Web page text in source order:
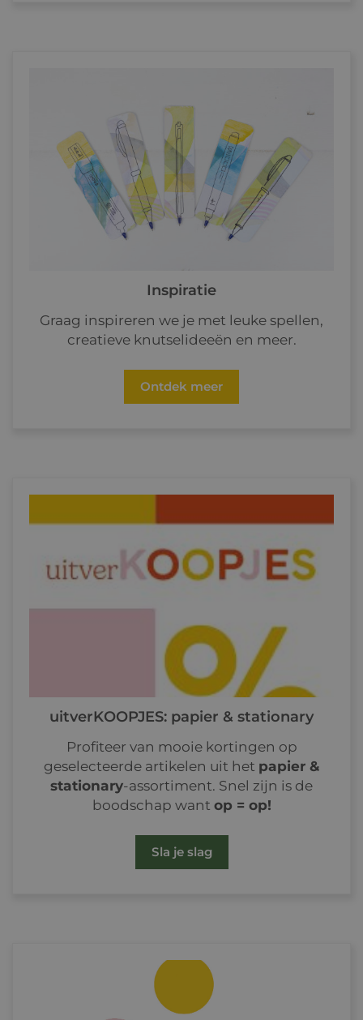
Inspiratie
Graag inspireren we je met leuke spellen,
creatieve knutselideeën en meer.
Ontdek meer
uitverKOOPJES: papier & stationary
Profiteer van mooie kortingen op
geselecteerde artikelen uit het papier &
stationary-assortiment. Snel zijn is de
boodschap want op = op!
Sla je slag